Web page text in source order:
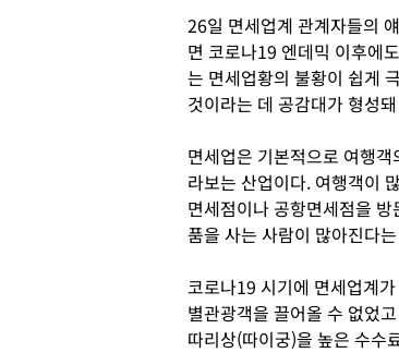
26일 면세업계 관계자들의
면 코로나19 엔데믹 이후에
는 면세업황의 불황이 쉽게
것이라는 데 공감대가 형성
면세업은 기본적으로 여행
라보는 산업이다. 여행객이
면세점이나 공항면세점을
품을 사는 사람이 많아진다
코로나19 시기에 면세업계
별관광객을 끌어올 수 없었
따리상(따이궁)을 높은 수수